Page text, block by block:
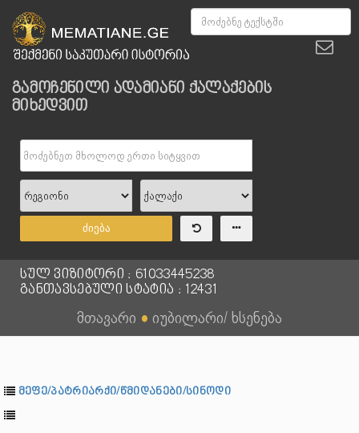
გამოჩენილი ადამიანი ქალაქების
მიხედვით
ძიება
სულ ვიზიტორი : 61033445238
განთავსებული სტატია : 12431
მთავარი ● იუბილარი/ ხსენება
მეფე/პატრიარქი/წმიდანები/სინოდი